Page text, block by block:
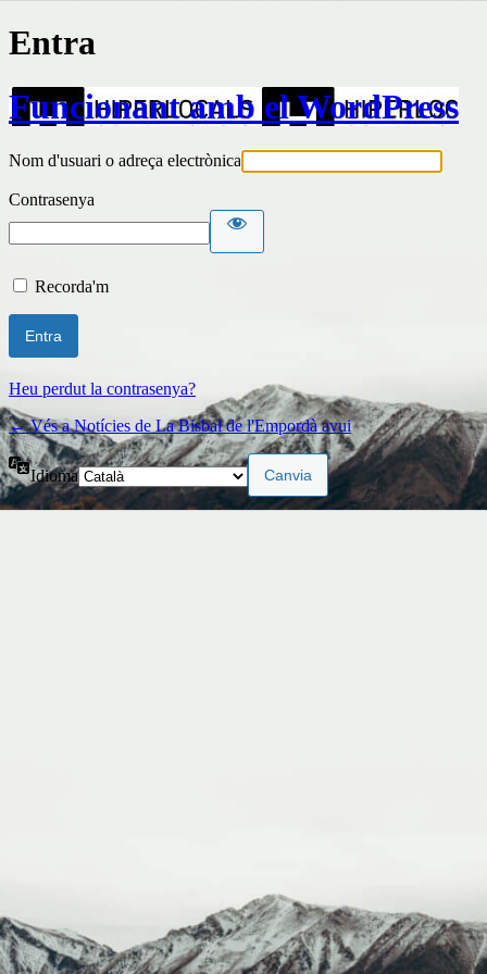
Entra
Funcionant amb el WordPress
Nom d'usuari o adreça electrònica
Contrasenya
Recorda'm
Heu perdut la contrasenya?
← Vés a Notícies de La Bisbal de l'Empordà avui
Idioma